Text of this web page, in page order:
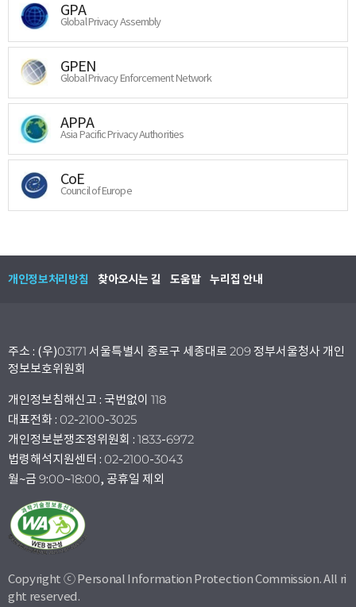
GPA
Global Privacy Assembly
GPEN
Global Privacy Enforcement Network
APPA
Asia Pacific Privacy Authorities
CoE
Council of Europe
개인정보처리방침 찾아오시는 길 도움말 누리집 안내
주소 : (우)03171 서울특별시 종로구 세종대로 209 정부서울청사 개인
정보보호위원회
개인정보침해신고 : 국번없이 118
대표전화 : 02-2100-3025
개인정보분쟁조정위원회 : 1833-6972
법령해석지원센터 : 02-2100-3043
월~금 9:00~18:00, 공휴일 제외
Copyright ⓒ Personal Information Protection Commission. All ri
ght reserved.